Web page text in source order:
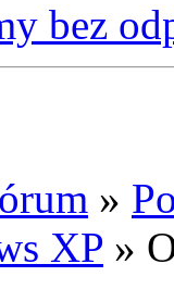
bez
»
XP »